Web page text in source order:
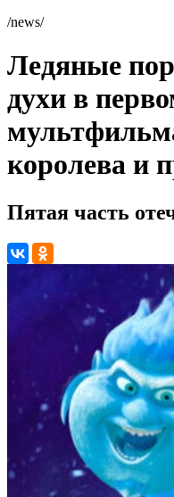
/news/
Ледяные
духи в
королева и
Пятая часть